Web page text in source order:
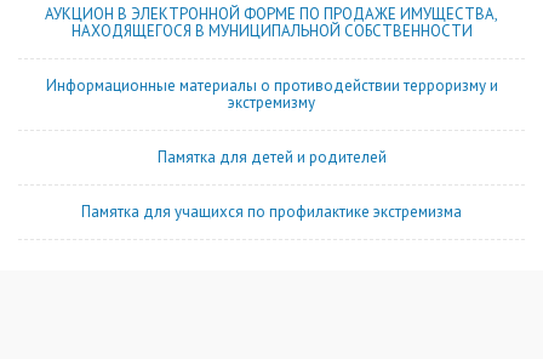
АУКЦИОН В ЭЛЕКТРОННОЙ ФОРМЕ ПО ПРОДАЖЕ ИМУЩЕСТВА,
НАХОДЯЩЕГОСЯ В МУНИЦИПАЛЬНОЙ СОБСТВЕННОСТИ
Информационные материалы о противодействии терроризму и
экстремизму
Памятка для детей и родителей
Памятка для учащихся по профилактике экстремизма